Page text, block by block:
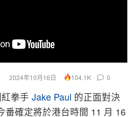
2024年10月16日 104.1K 0
拳手 Jake Paul 的正面對決
番確定將於港台時間 11 月 16